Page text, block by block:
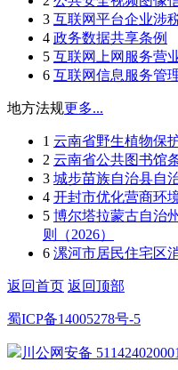
3 互联网平台企业涉
4 政务数据共享条例
5 互联网上网服务营
6 互联网信息服务管
地方法规更多...
1 云南省野生植物保
2 云南省公共图书馆
3 城步苗族自治县自
4 开封市优化营商环
5 博尔塔拉蒙古自治
则（2026）
6 漯河市居民住宅区
返回首页 返回顶部
蜀ICP备14005278号-5
川公网安备